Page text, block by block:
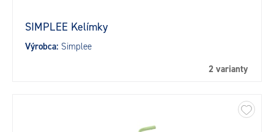
SIMPLEE Kelímky
Výrobca: Simplee
2 varianty